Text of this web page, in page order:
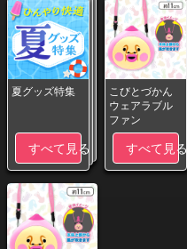
夏グッズ特集
すべて見る
こびとづかん
ウェアラブル
ファン
すべて見る